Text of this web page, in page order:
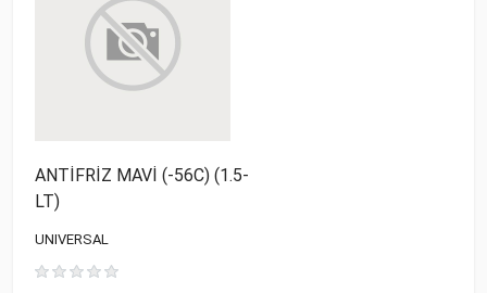
ANTİFRİZ MAVİ (-56C) (1.5-
LT)
UNIVERSAL